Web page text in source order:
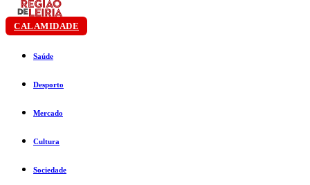
CALAMIDADE
Saúde
Desporto
Mercado
Cultura
Sociedade